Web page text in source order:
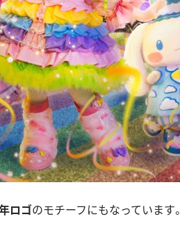
ロゴのモチーフにもなっています。